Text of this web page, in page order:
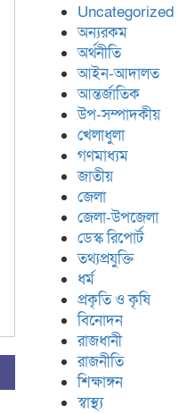
Uncategorized
অন্যরকম
অর্থনীতি
আইন-আদালত
আন্তর্জাতিক
উপ-সম্পাদকীয়
খেলাধুলা
গণমাধ্যম
জাতীয়
জেলা
জেলা-উপজেলা
ডেস্ক রিপোর্ট
তথ্যপ্রযুক্তি
ধর্ম
প্রকৃতি ও কৃষি
বিনোদন
রাজধানী
রাজনীতি
শিক্ষাঙ্গন
স্বাস্থ্য